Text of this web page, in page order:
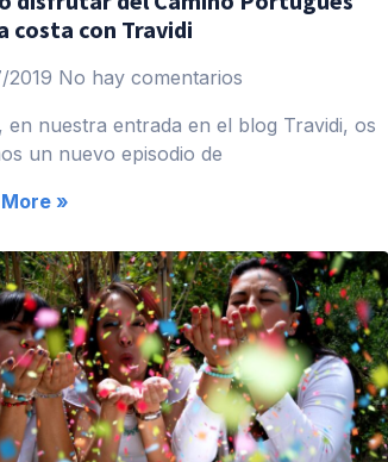
costa con Travidi
2019 No hay comentarios
en nuestra entrada en el blog Travidi, os
un nuevo episodio de
»